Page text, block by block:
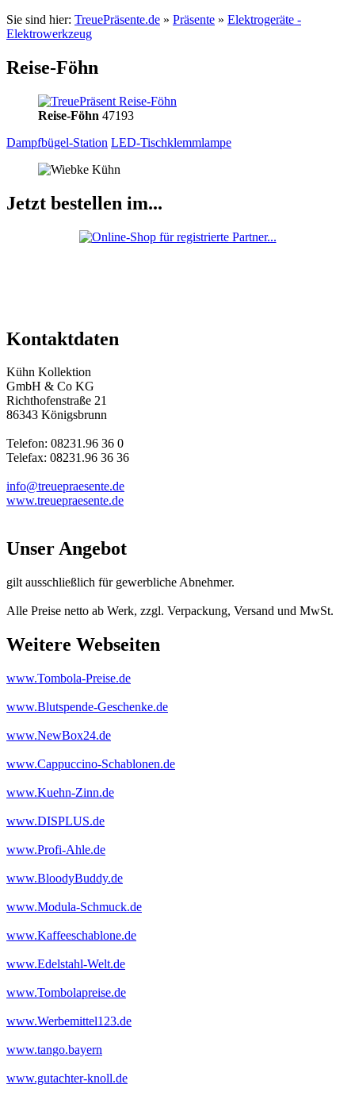
Sie sind hier: TreuePräsente.de » Präsente » Elektrogeräte -
Elektrowerkzeug
Reise-Föhn
Reise-Föhn 47193
Dampfbügel-Station LED-Tischklemmlampe
Jetzt bestellen im...
Kontaktdaten
Kühn Kollektion
GmbH & Co KG
Richthofenstraße 21
86343 Königsbrunn
Telefon: 08231.96 36 0
Telefax: 08231.96 36 36
info@treuepraesente.de
www.treuepraesente.de
Unser Angebot
gilt ausschließlich für gewerbliche Abnehmer.
Alle Preise netto ab Werk, zzgl. Verpackung, Versand und MwSt.
Weitere Webseiten
www.Tombola-Preise.de
www.Blutspende-Geschenke.de
www.NewBox24.de
www.Cappuccino-Schablonen.de
www.Kuehn-Zinn.de
www.DISPLUS.de
www.Profi-Ahle.de
www.BloodyBuddy.de
www.Modula-Schmuck.de
www.Kaffeeschablone.de
www.Edelstahl-Welt.de
www.Tombolapreise.de
www.Werbemittel123.de
www.tango.bayern
www.gutachter-knoll.de